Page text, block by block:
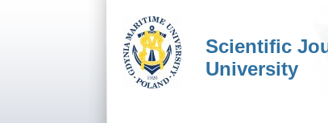
Scientific
University